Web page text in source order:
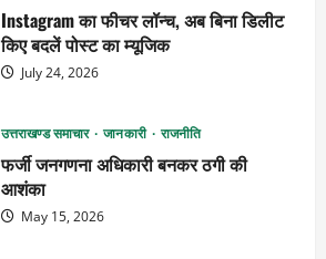
Instagram का फीचर लॉन्च, अब बिना डिलीट
किए बदलें पोस्ट का म्यूजिक
July 24, 2026
उत्तराखण्ड समाचार जानकारी राजनीति
फर्जी जनगणना अधिकारी बनकर ठगी की
आशंका
May 15, 2026